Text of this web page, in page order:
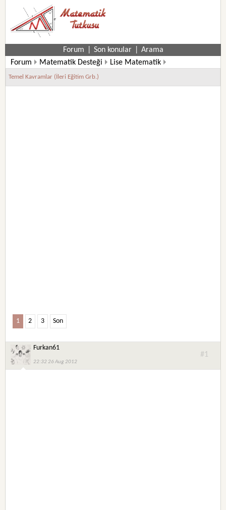
Forum Son konular
Arama
Forum
Matematik Desteği Lise Matematik
Temel Kavramlar (İleri Eğitim Grb.)
1 2 3 Son
Furkan61
22:32 26 Aug 2012
#1